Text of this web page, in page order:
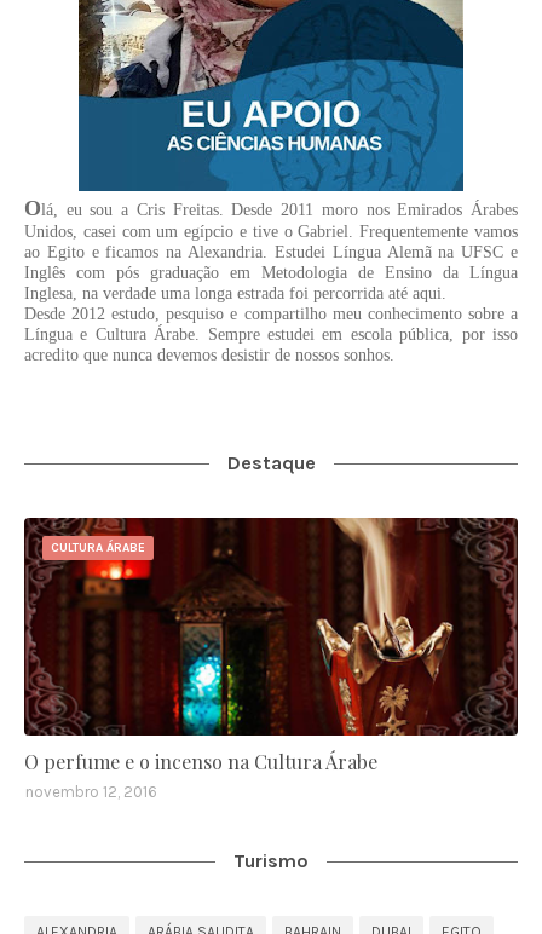
Olá, eu sou a Cris Freitas. Desde 2011 moro nos Emirados Árabes
Unidos, casei com um egípcio e tive o Gabriel. Frequentemente vamos
ao Egito e ficamos na Alexandria. Estudei Língua Alemã na UFSC e
Inglês com pós graduação em Metodologia de Ensino da Língua
Inglesa, na verdade uma longa estrada foi percorrida até aqui.
Desde 2012 estudo, pesquiso e compartilho meu conhecimento sobre a
Língua e Cultura Árabe. Sempre estudei em escola pública, por isso
acredito que nunca devemos desistir de nossos sonhos.
Destaque
CULTURA ÁRABE
O perfume e o incenso na Cultura Árabe
novembro 12, 2016
Turismo